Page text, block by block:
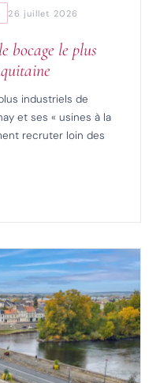
26 juillet 2026
le bocage le plus
industriels de
et ses « usines à la
recruter loin des